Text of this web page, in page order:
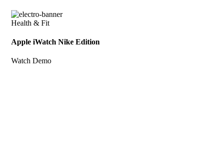
Health & Fit
Apple iWatch Nike Edition
Watch Demo